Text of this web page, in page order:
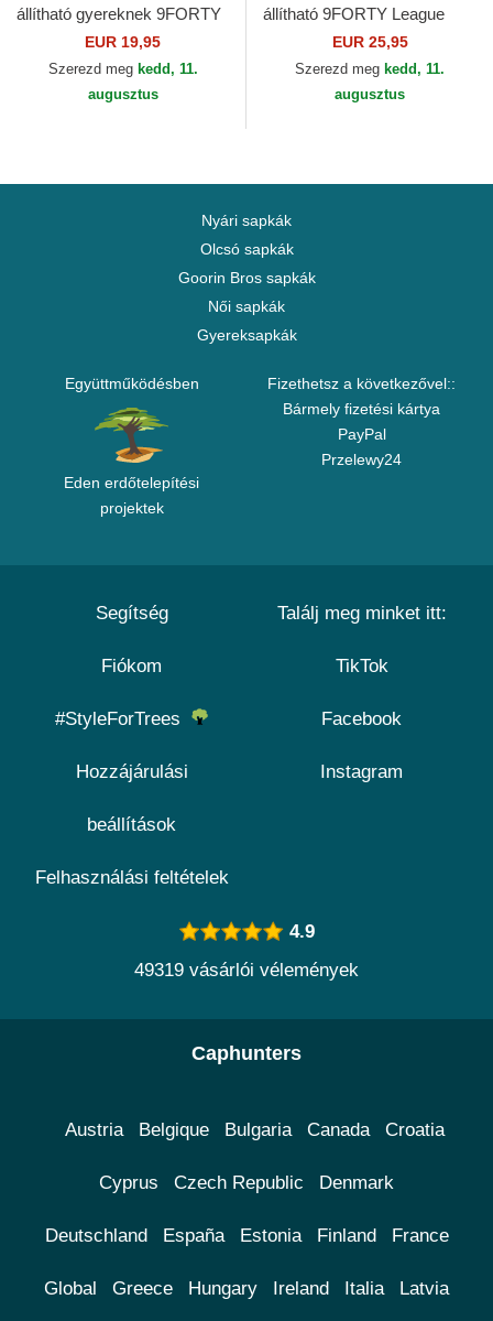
állítható gyereknek 9FORTY
League Essential New York
Yankees MLB New Era
EUR 19,95
Szerezd meg kedd, 11.
augusztus
állítható 9FORTY League
Essential New York Yankees
MLB New Era
EUR 25,95
Szerezd meg kedd, 11.
augusztus
Nyári sapkák
Olcsó sapkák
Goorin Bros sapkák
Női sapkák
Gyereksapkák
Együttműködésben
Eden erdőtelepítési
projektek
Fizethetsz a következővel::
Bármely fizetési kártya
PayPal
Przelewy24
Segítség
Fiókom
#StyleForTrees
Hozzájárulási
beállítások
Felhasználási feltételek
Találj meg minket itt:
TikTok
Facebook
Instagram
4.9
49319 vásárlói vélemények
Caphunters
Austria Belgique Bulgaria Canada Croatia
Cyprus Czech Republic Denmark
Deutschland España Estonia Finland France
Global Greece Hungary Ireland Italia Latvia